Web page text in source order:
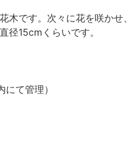
木です。次々に花を咲か
径15cmくらいです。
て管理）